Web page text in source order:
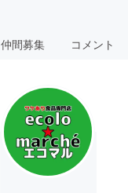
仲間募集 コメント